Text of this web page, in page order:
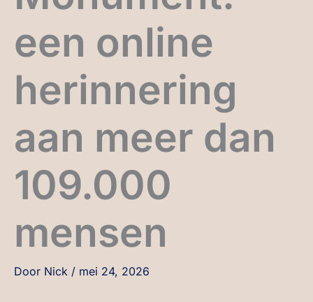
een online
herinnering
aan meer dan
109.000
mensen
Door Nick / mei 24, 2026